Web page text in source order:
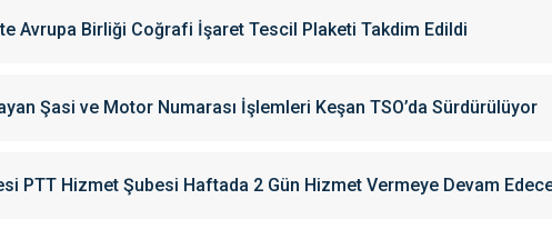
Avrupa Birliği Coğrafi İşaret Tescil Plaketi Takdim Edildi
Şasi ve Motor Numarası İşlemleri Keşan TSO’da Sürdürülüyor
PTT Hizmet Şubesi Haftada 2 Gün Hizmet Vermeye Devam